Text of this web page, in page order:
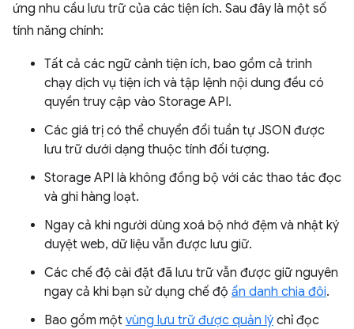
ứng nhu cầu lưu trữ của các tiện ích. Sau đây là một số
tính năng chính:
Tất cả các ngữ cảnh tiện ích, bao gồm cả trình
chạy dịch vụ tiện ích và tập lệnh nội dung đều có
quyền truy cập vào Storage API.
Các giá trị có thể chuyển đổi tuần tự JSON được
lưu trữ dưới dạng thuộc tính đối tượng.
Storage API là không đồng bộ với các thao tác đọc
và ghi hàng loạt.
Ngay cả khi người dùng xoá bộ nhớ đệm và nhật ký
duyệt web, dữ liệu vẫn được lưu giữ.
Các chế độ cài đặt đã lưu trữ vẫn được giữ nguyên
ngay cả khi bạn sử dụng chế độ ẩn danh chia đôi.
Bao gồm một vùng lưu trữ được quản lý chỉ đọc